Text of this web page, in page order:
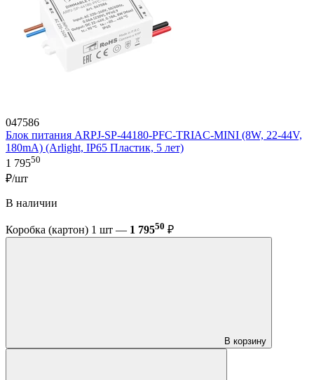
047586
Блок питания ARPJ-SP-44180-PFC-TRIAC-MINI (8W, 22-44V,
180mA) (Arlight, IP65 Пластик, 5 лет)
1 79550
₽/шт
В наличии
Коробка (картон) 1 шт — 1 79550 ₽
В корзину